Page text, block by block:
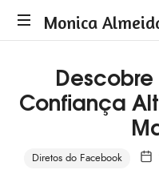
Monica
Penilo
Monica
Almeida
Penilo
-
Confiança
Diretos do Facebook